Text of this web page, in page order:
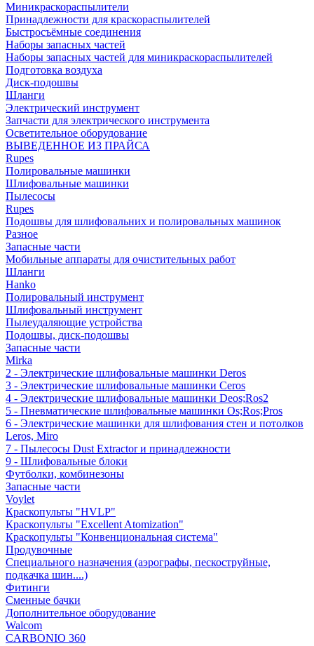
Миникраскораспылители
Принадлежности для краскораспылителей
Быстросъёмные соединения
Наборы запасных частей
Наборы запасных частей для миникраскораспылителей
Подготовка воздуха
Диск-подошвы
Шланги
Электрический инструмент
Запчасти для электрического инструмента
Осветительное оборудование
ВЫВЕДЕННОЕ ИЗ ПРАЙСА
Rupes
Полировальные машинки
Шлифовальные машинки
Пылесосы
Rupes
Подошвы для шлифовальних и полировальных машинок
Разное
Запасные части
Мобильные аппараты для очистительных работ
Шланги
Hanko
Полировальный инструмент
Шлифовальный инструмент
Пылеудаляющие устройства
Подошвы, диск-подошвы
Запасные части
Mirka
2 - Электрические шлифовальные машинки Deros
3 - Электрические шлифовальные машинки Ceros
4 - Электрические шлифовальные машинки Deos;Ros2
5 - Пневматические шлифовальные машинки Os;Ros;Pros
6 - Электрические машинки для шлифования стен и потолков
Leros, Miro
7 - Пылесосы Dust Extractor и принадлежности
9 - Шлифовальные блоки
Футболки, комбинезоны
Запасные части
Voylet
Краскопульты "HVLP"
Краскопульты "Excellent Atomization"
Краскопульты "Конвенциональная система"
Продувочные
Специального назначения (аэрографы, пескоструйные,
подкачка шин....)
Фитинги
Сменные бачки
Дополнительное оборудование
Walcom
CARBONIO 360